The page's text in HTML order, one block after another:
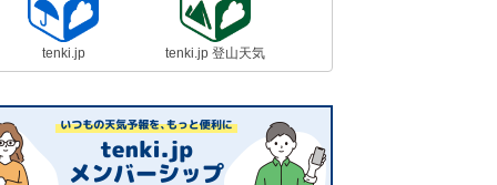
tenki.jp tenki.jp 登山天気